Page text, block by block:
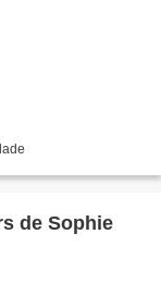
de Sophie